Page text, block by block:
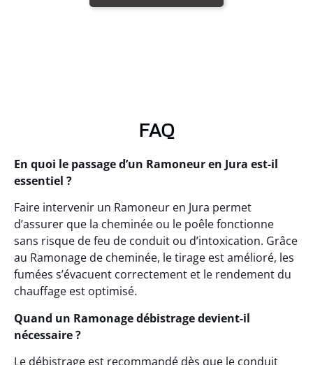
FAQ
En quoi le passage d’un Ramoneur en Jura est-il
essentiel ?
Faire intervenir un Ramoneur en Jura permet
d’assurer que la cheminée ou le poêle fonctionne
sans risque de feu de conduit ou d’intoxication. Grâce
au Ramonage de cheminée, le tirage est amélioré, les
fumées s’évacuent correctement et le rendement du
chauffage est optimisé.
Quand un Ramonage débistrage devient-il
nécessaire ?
Le débistrage est recommandé dès que le conduit